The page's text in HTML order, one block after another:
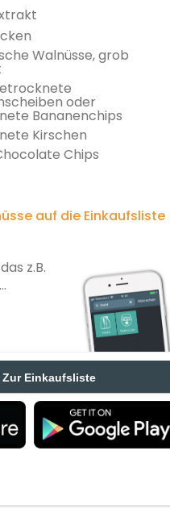
Walnüsse, grob
oder
Bananenchips
Kirschen
Chips
auf die Einkaufsliste
z.B.
Zur Einkaufsliste